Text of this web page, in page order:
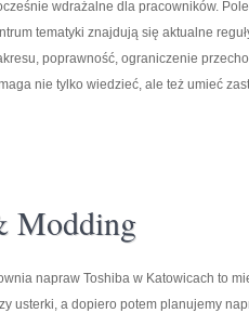
wdrażalne dla pracowników.
tematyki znajdują się aktualne
poprawność, ograniczenie
nie tylko wiedzieć, ale też umieć
Modding
napraw Toshiba w Katowicach to
usterki, a dopiero potem planujemy